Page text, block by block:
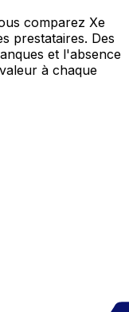
comparez Xe
prestataires. Des
et l'absence
à chaque